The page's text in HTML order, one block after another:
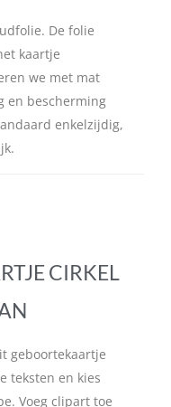
De folie
kaartje
we met mat
en bescherming
enkelzijdig,
CIRKEL
geboortekaartje
teksten en kies
Voeg clipart toe